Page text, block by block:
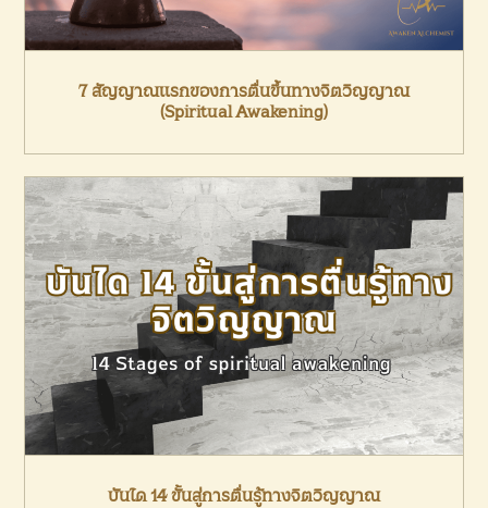
7 สัญญาณแรกของการตื่นขึ้นทางจิตวิญญาณ
(Spiritual Awakening)
บันได 14 ขั้นสู่การตื่นรู้ทางจิตวิญญาณ